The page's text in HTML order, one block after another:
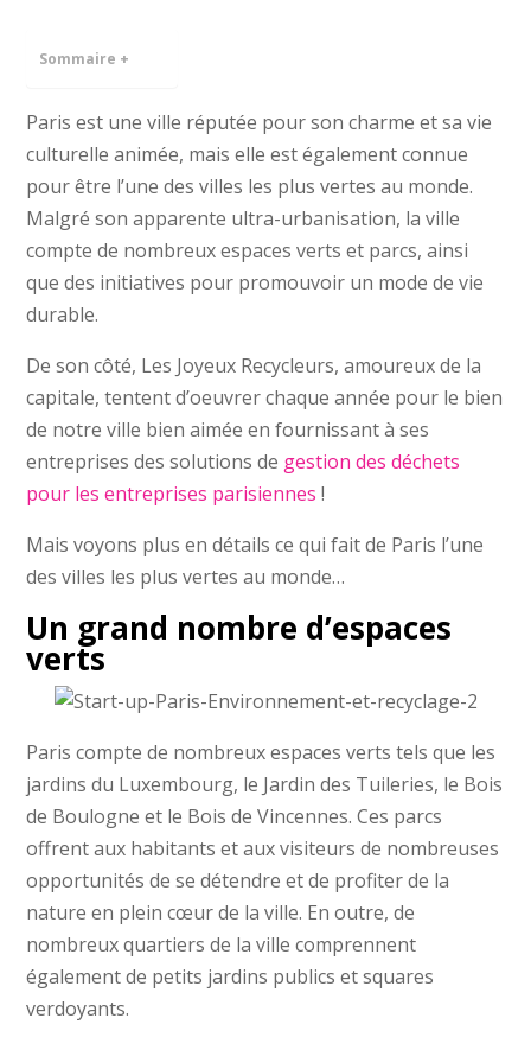
Sommaire +
Paris est une ville réputée pour son charme et sa vie
culturelle animée, mais elle est également connue
pour être l’une des villes les plus vertes au monde.
Malgré son apparente ultra-urbanisation, la ville
compte de nombreux espaces verts et parcs, ainsi
que des initiatives pour promouvoir un mode de vie
durable.
De son côté, Les Joyeux Recycleurs, amoureux de la
capitale, tentent d’oeuvrer chaque année pour le bien
de notre ville bien aimée en fournissant à ses
entreprises des solutions de gestion des déchets
pour les entreprises parisiennes !
Mais voyons plus en détails ce qui fait de Paris l’une
des villes les plus vertes au monde…
Un grand nombre d’espaces
verts
Paris compte de nombreux espaces verts tels que les
jardins du Luxembourg, le Jardin des Tuileries, le Bois
de Boulogne et le Bois de Vincennes. Ces parcs
offrent aux habitants et aux visiteurs de nombreuses
opportunités de se détendre et de profiter de la
nature en plein cœur de la ville. En outre, de
nombreux quartiers de la ville comprennent
également de petits jardins publics et squares
verdoyants.